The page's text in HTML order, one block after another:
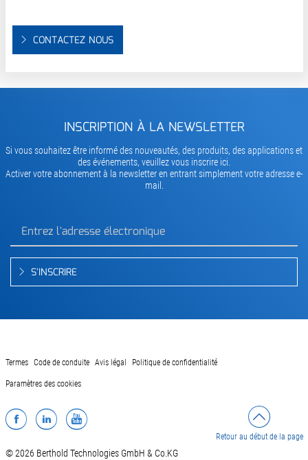
CONTACTEZ NOUS
INSCRIPTION À LA NEWSLETTER
Si vous souhaitez être informé des nouveautés, des produits, des applications et
des événements, veuillez vous inscrire ici.
Activer votre abonnement à la newsletter en entrant simplement votre adresse e-
mail.
S'INSCRIRE
Termes Code de conduite Avis légal Politique de confidentialité
Paramètres des cookies
Facebook
LinkedInYouTube
Retour au début de la page
© 2026 Berthold Technologies GmbH & Co.KG